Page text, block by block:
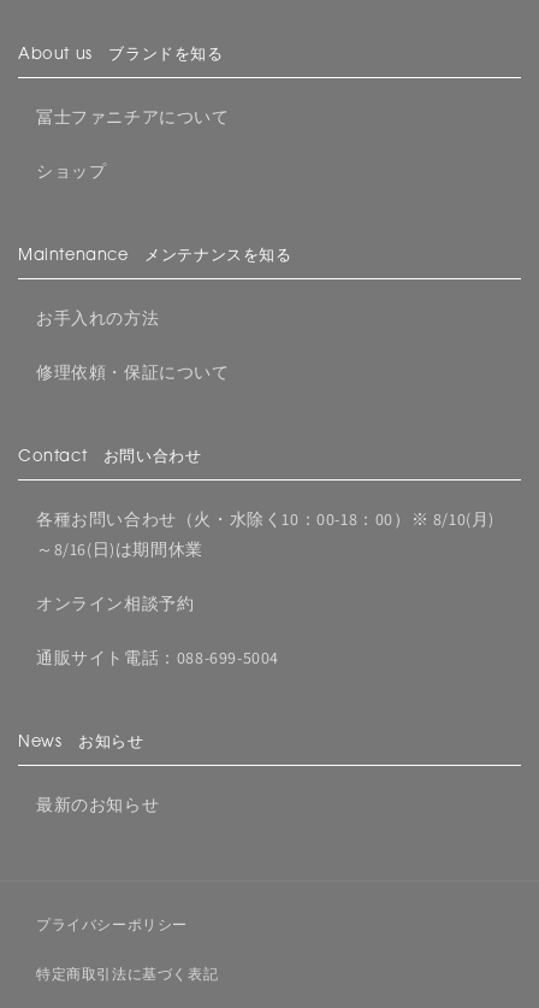
About us ブランドを知る
冨士ファニチアについて
ショップ
Maintenance メンテナンスを知る
お手入れの方法
修理依頼・保証について
Contact お問い合わせ
各種お問い合わせ（火・水除く10：00-18：00）※ 8/10(月)
～8/16(日)は期間休業
オンライン相談予約
通販サイト電話：088-699-5004
News お知らせ
最新のお知らせ
プライバシーポリシー
特定商取引法に基づく表記